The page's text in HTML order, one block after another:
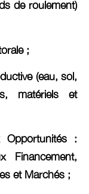
de roulement)
;
(eau, sol,
matériels et
:
Financement,
et Marchés ;